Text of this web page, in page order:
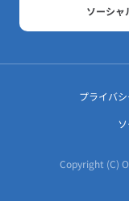
ソーシャ
プライバ
Copyright (C)